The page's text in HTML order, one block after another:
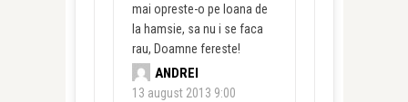
mai opreste-o pe Ioana de
la hamsie, sa nu i se faca
rau, Doamne fereste!
ANDREI
13 august 2013 9:00